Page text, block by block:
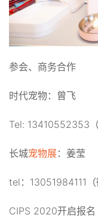
参会、商务合作
时代宠物：曾飞
Tel: 13410552353（
长城宠物展：姜莹
tel：13051984111（
CIPS 2020开启报名